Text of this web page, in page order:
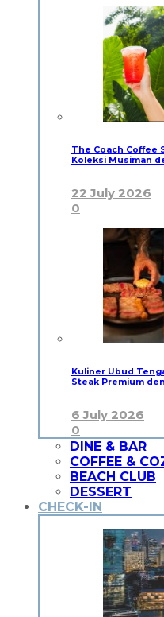
The Coach Coffee
Koleksi Musiman
22 July 2026
0
Kuliner Ubud
Steak Premium
6 July 2026
0
DINE & BAR
COFFEE &
BEACH CLUB
DESSERT
CHECK-IN